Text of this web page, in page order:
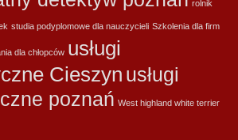
rolnik
studia podyplomowe dla nauczycieli Szkolenia dla firm
dla chłopców usługi
Cieszyn usługi
poznań West highland white terrier